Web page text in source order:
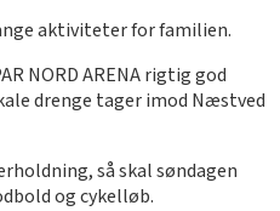
aktiviteter for familien.
NORD ARENA rigtig god
drenge tager imod Næstved
så skal søndagen
og cykelløb.